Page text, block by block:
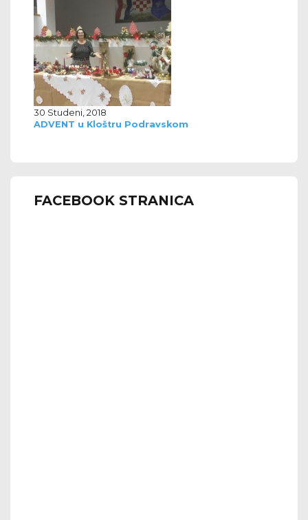
30 Studeni, 2018
ADVENT u Kloštru Podravskom
FACEBOOK STRANICA